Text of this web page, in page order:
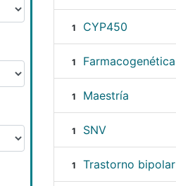
1 CYP450
1 Farmacogenética
1 Maestría
1 SNV
1 Trastorno bipolar